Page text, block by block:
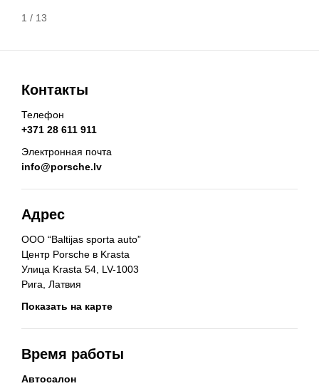
1 / 13
Контакты
Телефон
+371 28 611 911
Электронная почта
info@porsche.lv
Адрес
ООО “Baltijas sporta auto”
Центр Porsche в Krasta
Улица Krasta 54, LV-1003
Рига, Латвия
Показать на карте
Время работы
Автосалон